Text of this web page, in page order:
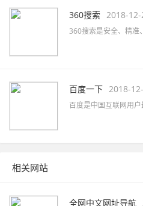
360搜索 2018-
360搜索是安全、精准
百度一下 2018-
百度是中国互联网用
相关网站
全网中文网址导航